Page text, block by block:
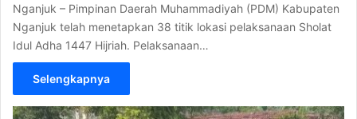
Nganjuk – Pimpinan Daerah Muhammadiyah (PDM) Kabupaten
Nganjuk telah menetapkan 38 titik lokasi pelaksanaan Sholat
Idul Adha 1447 Hijriah. Pelaksanaan…
Selengkapnya